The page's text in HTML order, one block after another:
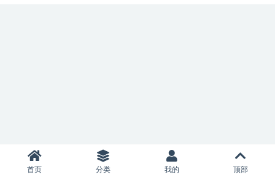
首页 分类 我的 顶部